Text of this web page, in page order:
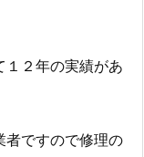
１２年の実績があ
者ですので修理の